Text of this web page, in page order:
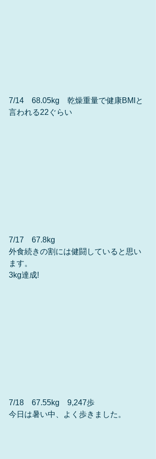
7/14　68.05kg　乾燥重量で健康BMIと
言われる22ぐらい
7/17　67.8kg
外食続きの割には健闘していると思い
ます。
3kg達成!
7/18　67.55kg　9,247歩
今日は暑い中、よく歩きました。